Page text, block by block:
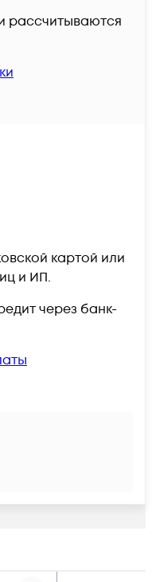
рассчитываются
картой или
и ИП.
через банк-